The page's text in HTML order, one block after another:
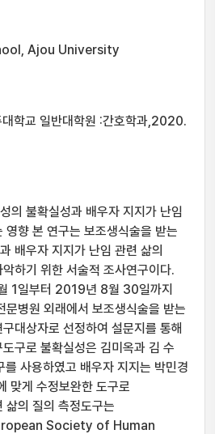
Ajou University
학교 일반대학원 :간호학과,2020.
의 불확실성과 배우자 지지가 난임
영향 본 연구는 보조생식술을 받는
배우자 지지가 난임 관련 삶의
하기 위한 서술적 조사연구이다.
1일부터 2019년 8월 30일까지
문병원 외래에서 보조생식술을 받는
대상자로 선정하여 설문지를 통해
구로 불확실성은 김미옥과 김 수
사용하였고 배우자 지지는 박민경
맞게 수정보완한 도구로
삶의 질의 측정도구는
Society of Human